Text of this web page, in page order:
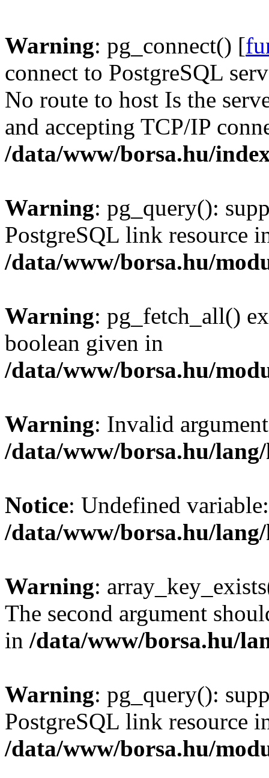
Warning: pg_connect() [
connect to PostgreSQL
No route to host Is the
and accepting TCP/IP
/data/www/borsa.hu/
Warning: pg_query():
PostgreSQL link resource
/data/www/borsa.hu/
Warning: pg_fetch_all()
boolean given in
/data/www/borsa.hu/
Warning: Invalid
/data/www/borsa.hu/
Notice: Undefined
/data/www/borsa.hu/
Warning:
The second argument
in /data/www/borsa.hu/
Warning: pg_query():
PostgreSQL link resource
/data/www/borsa.hu/